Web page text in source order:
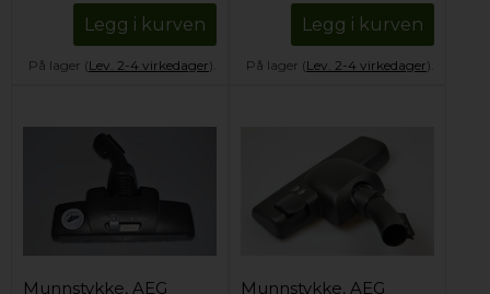
Legg i kurven
På lager (Lev. 2-4 virkedager).
Legg i kurven
På lager (Lev. 2-4 virkedager).
Munnstykke, AEG Munnstykke, AEG